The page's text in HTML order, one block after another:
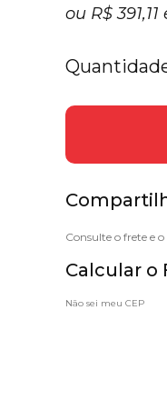
ou R$
Calcular o
Não sei meu CEP